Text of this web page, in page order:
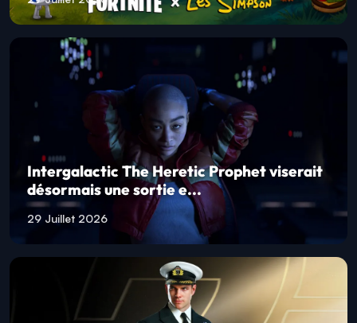
Intergalactic The Heretic Prophet viserait
désormais une sortie e...
29 Juillet 2026